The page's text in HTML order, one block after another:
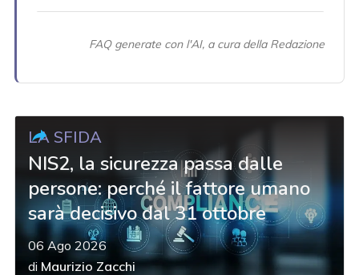
FAQ generate con l'AI, a cura della Redazione
LA SFIDA
NIS2, la sicurezza passa dalle
persone: perché il fattore umano
sarà decisivo dal 31 ottobre
06 Ago 2026
di Maurizio Zacchi